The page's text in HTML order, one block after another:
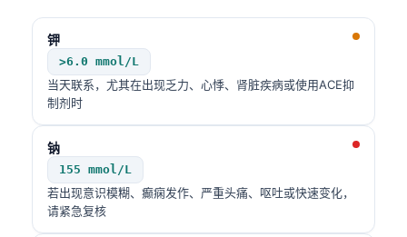
钾
>6.0 mmol/L
当天联系，尤其在出现乏力、心悸、肾脏疾病或使用ACE抑
制剂时
钠
155 mmol/L
若出现意识模糊、癫痫发作、严重头痛、呕吐或快速变化，
请紧急复核